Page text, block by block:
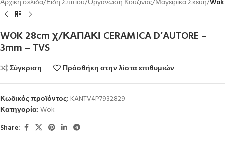
Αρχική σελίδα Είδη Σπιτιού Οργάνωση Κουζίνας Μαγειρικά Σκεύη Wok
WOK 28cm χ/ΚΑΠΑΚΙ CERAMICA D’AUTORE –
3mm – TVS
Σύγκριση Πρόσθήκη στην λίστα επιθυμιών
Κωδικός προϊόντος: KANTV4P7932829
Κατηγορία:Wok
Share: